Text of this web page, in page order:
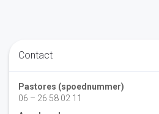
Contact
Pastores (spoednummer)
06 – 26 58 02 11